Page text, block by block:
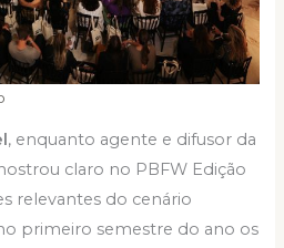
, enquanto agente e difusor da
claro no PBFW Edição
relevantes do cenário
primeiro semestre do ano os